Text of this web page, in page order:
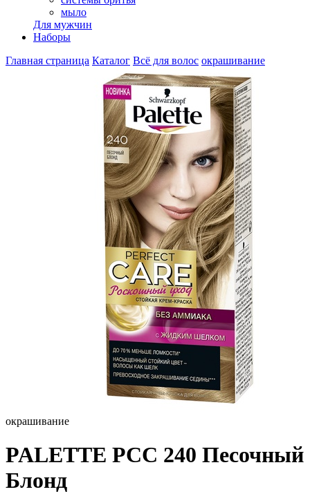
мыло
Для мужчин
Наборы
Главная страница Каталог Всё для волос окрашивание
окрашивание
PALETTE PCC 240 Песочный
Блонд